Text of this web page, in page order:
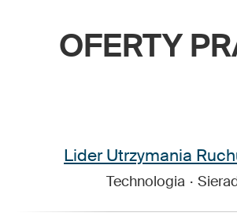
OFERTY
Lider Utrzymania
Technologia ·